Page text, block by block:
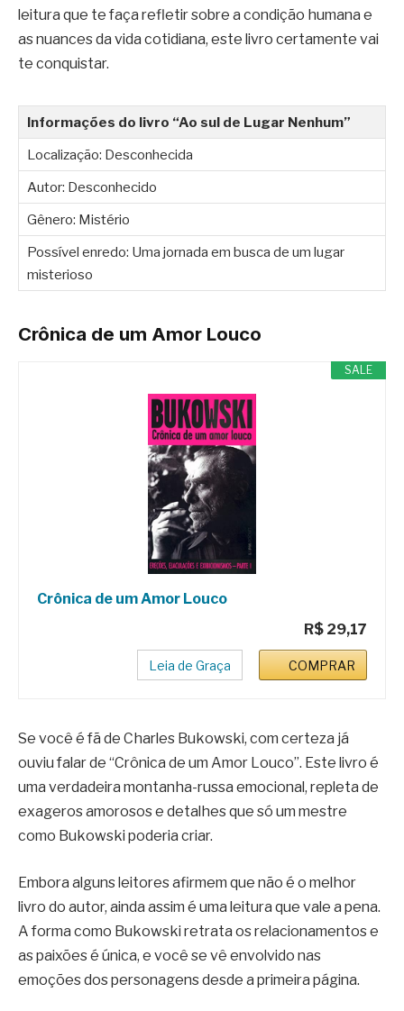
leitura que te faça refletir sobre a condição humana e
as nuances da vida cotidiana, este livro certamente vai
te conquistar.
Informações do livro “Ao sul de Lugar Nenhum”
Localização: Desconhecida
Autor: Desconhecido
Gênero: Mistério
Possível enredo: Uma jornada em busca de um lugar
misterioso
Crônica de um Amor Louco
SALE
Crônica de um Amor Louco
R$ 29,17
Leia de Graça COMPRAR
Se você é fã de Charles Bukowski, com certeza já
ouviu falar de “Crônica de um Amor Louco”. Este livro é
uma verdadeira montanha-russa emocional, repleta de
exageros amorosos e detalhes que só um mestre
como Bukowski poderia criar.
Embora alguns leitores afirmem que não é o melhor
livro do autor, ainda assim é uma leitura que vale a pena.
A forma como Bukowski retrata os relacionamentos e
as paixões é única, e você se vê envolvido nas
emoções dos personagens desde a primeira página.